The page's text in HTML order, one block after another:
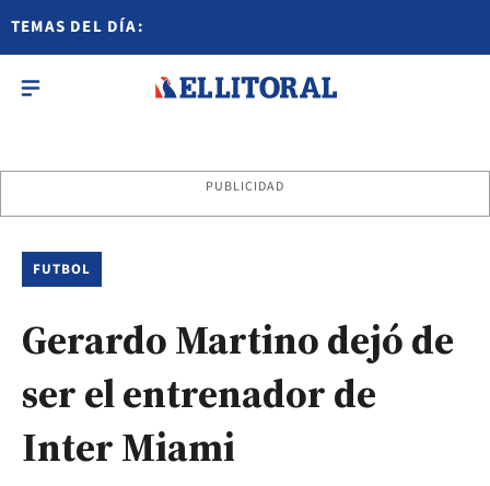
TEMAS DEL DÍA:
PUBLICIDAD
FUTBOL
Gerardo Martino dejó de
ser el entrenador de
Inter Miami